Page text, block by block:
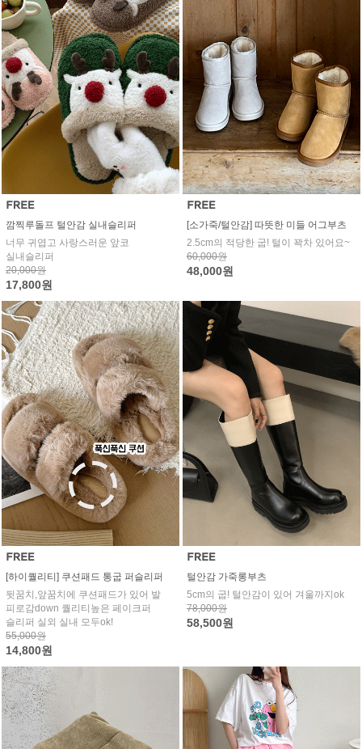
깜찍루돌프 털안감 실내슬리퍼
너무 귀엽고 사랑스러운 앞코
실내슬리퍼
20,000원
17,800원
[소가죽/털안감] 따뜻한 미들 어그부츠
2.5cm의 적당한 굽! 털이 꽉차 있어요~
60,000원
48,000원
[하이퀄리티] 쿠션패드 통굽 퍼슬리퍼
뒷꿈치,앞꿈치에 쿠션패드가 있어 발
피로감down 퀄리티높은 페이크퍼
슬리퍼 실외 실내 모두ok!
55,000원
14,800원
털안감 가죽롱부츠
5cm의 굽! 털안감이 있어 겨울까지ok
78,000원
58,500원